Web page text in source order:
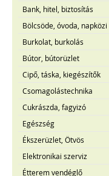
Bank, hitel, biztosítás
Bölcsöde, óvoda, napközi
Burkolat, burkolás
Bútor, bútorüzlet
Cipő, táska, kiegészítők
Csomagolástechnika
Cukrászda, fagyizó
Egészség
Ékszerüzlet, Ötvös
Elektronikai szerviz
Étterem vendéglő